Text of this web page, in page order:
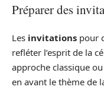
Préparer des
Les invitations pour
refléter l’esprit de la
approche classique
en avant le thème de